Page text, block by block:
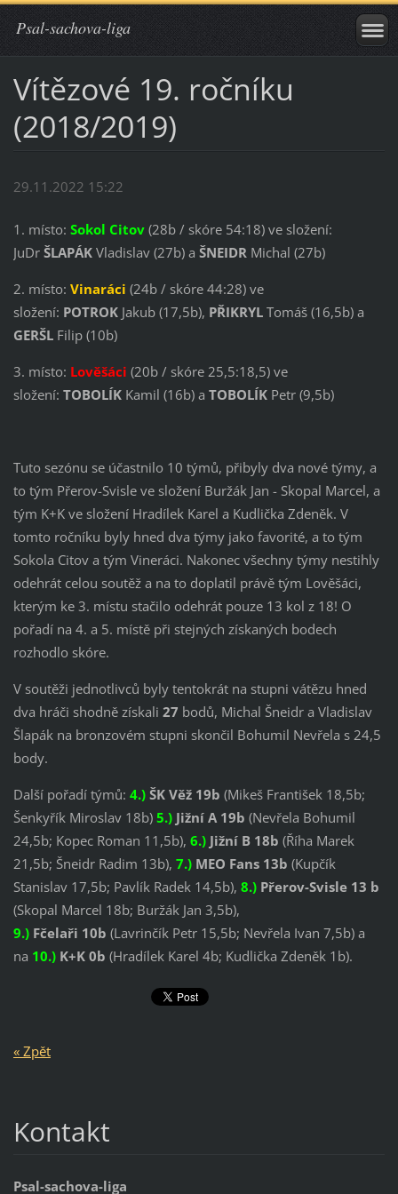
Psal-sachova-liga
Vítězové 19. ročníku
(2018/2019)
29.11.2022 15:22
1. místo: Sokol Citov (28b / skóre 54:18) ve složení:
JuDr ŠLAPÁKVladislav (27b) a ŠNEIDRMichal (27b)
2. místo: Vinaráci (24b / skóre 44:28) ve
složení: POTROK Jakub (17,5b), PŘIKRYL Tomáš (16,5b) a
GERŠLFilip (10b)
3. místo: Lověšáci (20b / skóre 25,5:18,5) ve
složení: TOBOLÍKKamil (16b) a TOBOLÍKPetr (9,5b)
Tuto sezónu se účastnilo 10 týmů, přibyly dva nové týmy, a
to tým Přerov-Svisle ve složení Buržák Jan - Skopal Marcel, a
tým K+K ve složení Hradílek Karel a Kudlička Zdeněk. V
tomto ročníku byly hned dva týmy jako favorité, a to tým
Sokola Citov a tým Vineráci. Nakonec všechny týmy nestihly
odehrát celou soutěž a na to doplatil právě tým Lověšáci,
kterým ke 3. místu stačilo odehrát pouze 13 kol z 18! O
pořadí na 4. a 5. místě při stejných získaných bodech
rozhodlo skóre.
V soutěži jednotlivců byly tentokrát na stupni vátězu hned
dva hráči shodně získali 27 bodů, Michal Šneidr a Vladislav
Šlapák na bronzovém stupni skončil Bohumil Nevřela s 24,5
body.
Další pořadí týmů: 4.) ŠK Věž 19b (Mikeš František 18,5b;
Šenkyřík Miroslav 18b) 5.) Jižní A 19b (Nevřela Bohumil
24,5b; Kopec Roman 11,5b), 6.) Jižní B 18b (Říha Marek
21,5b; Šneidr Radim 13b), 7.) MEO Fans 13b (Kupčík
Stanislav 17,5b; Pavlík Radek 14,5b), 8.) Přerov-Svisle 13 b
(Skopal Marcel 18b; Buržák Jan 3,5b),
9.) Fčelaři 10b (Lavrinčík Petr 15,5b; Nevřela Ivan 7,5b) a
na 10.) K+K 0b (Hradílek Karel 4b; Kudlička Zdeněk 1b).
« Zpět
Kontakt
Psal-sachova-liga